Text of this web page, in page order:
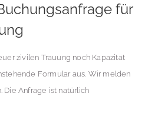
für
zivilen Trauung noch Kapazität
Formular aus. Wir melden
Die Anfrage ist natürlich